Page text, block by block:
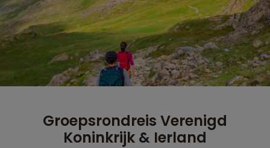
Groepsrondreis Verenigd
Koninkrijk & Ierland